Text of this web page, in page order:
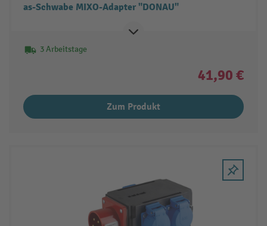
as-Schwabe MIXO-Adapter "DONAU"
3 Arbeitstage
41,90 €
Zum Produkt